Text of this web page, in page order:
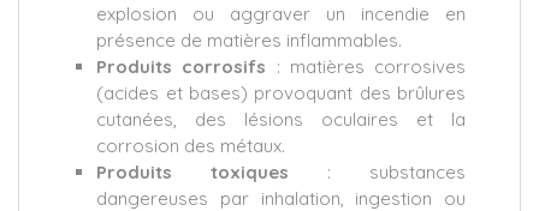
explosion ou aggraver un incendie en
présence de matières inflammables.
Produits corrosifs : matières corrosives
(acides et bases) provoquant des brûlures
cutanées, des lésions oculaires et la
corrosion des métaux.
Produits toxiques : substances
dangereuses par inhalation, ingestion ou